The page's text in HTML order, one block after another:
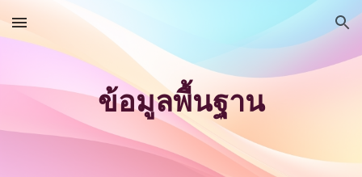
Skip to main content Skip to navigation
ข้อมูลพื้นฐาน